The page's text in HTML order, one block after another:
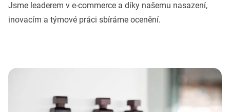
Jsme leaderem v e-commerce a díky našemu nasazení,
inovacím a týmové práci sbíráme ocenění.